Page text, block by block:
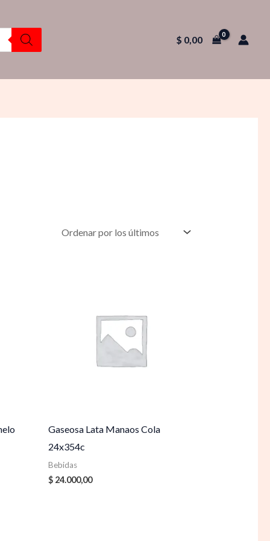
$ 0,00
Gaseosa Lata Manaos Cola
24x354c
Bebidas
$24.000,00